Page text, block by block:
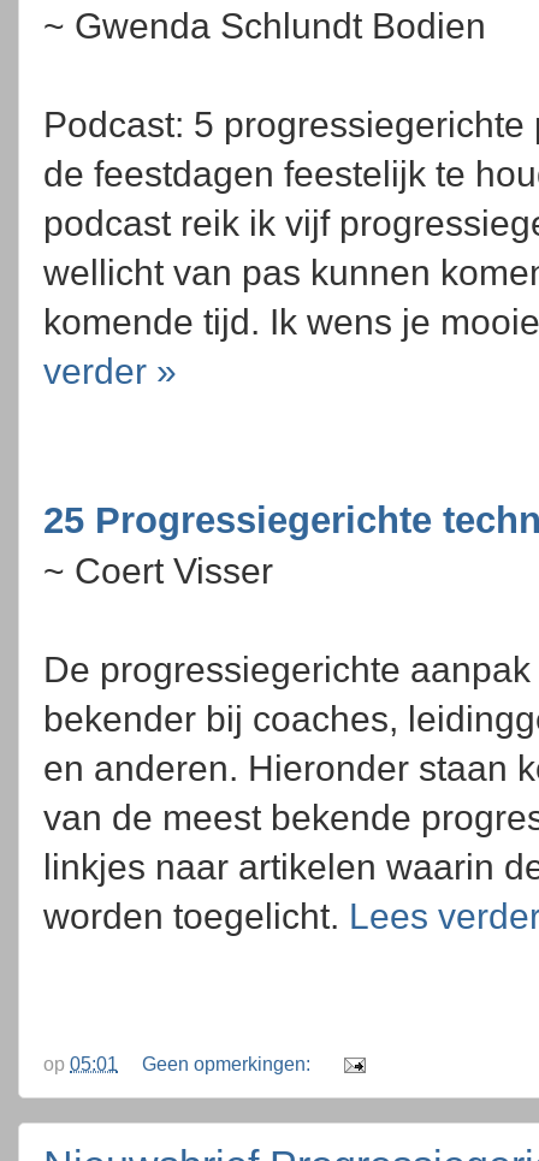
~ Gwenda Schlundt Bodien
Podcast: 5 progressiegerichte
de feestdagen feestelijk te
podcast reik ik vijf
wellicht van pas kunnen
komende tijd. Ik wens je
verder »
25 Progressiegerichte
~ Coert Visser
De progressiegerichte
bekender bij coaches,
en anderen. Hieronder staan
van de meest bekende
linkjes naar artikelen waarin
worden toegelicht. Lees
op 05:01 Geen opmerkingen: